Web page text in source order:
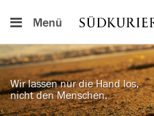
Menü
Wir lassen nur die Hand los,
nicht den Menschen.